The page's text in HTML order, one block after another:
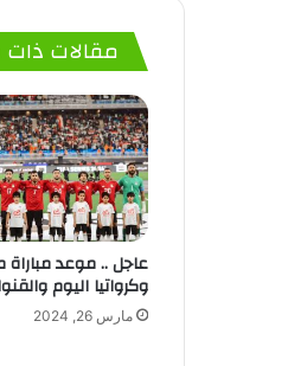
مقالات
عاجل .. موعد
وكرواتيا اليوم
مارس 26, 2024